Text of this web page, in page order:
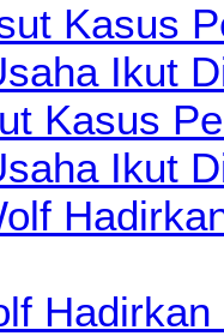
Kasus
Ikut